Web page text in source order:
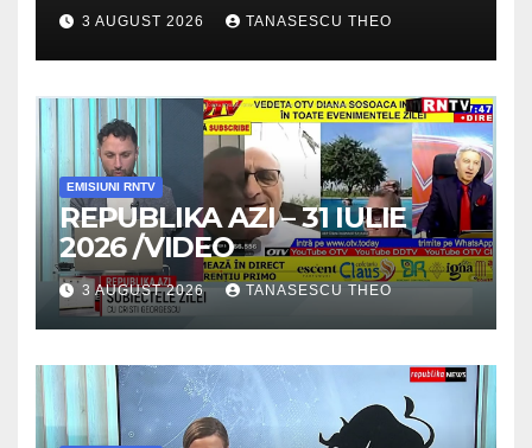
VALOARE COMUNITĂȚII /
SECRETELE SUCCESULUI
/VIDEO
3 AUGUST 2026 TANASESCU THEO
EMISIUNI RNTV
REPUBLIKA AZI – 31 IULIE
2026 /VIDEO
3 AUGUST 2026 TANASESCU THEO